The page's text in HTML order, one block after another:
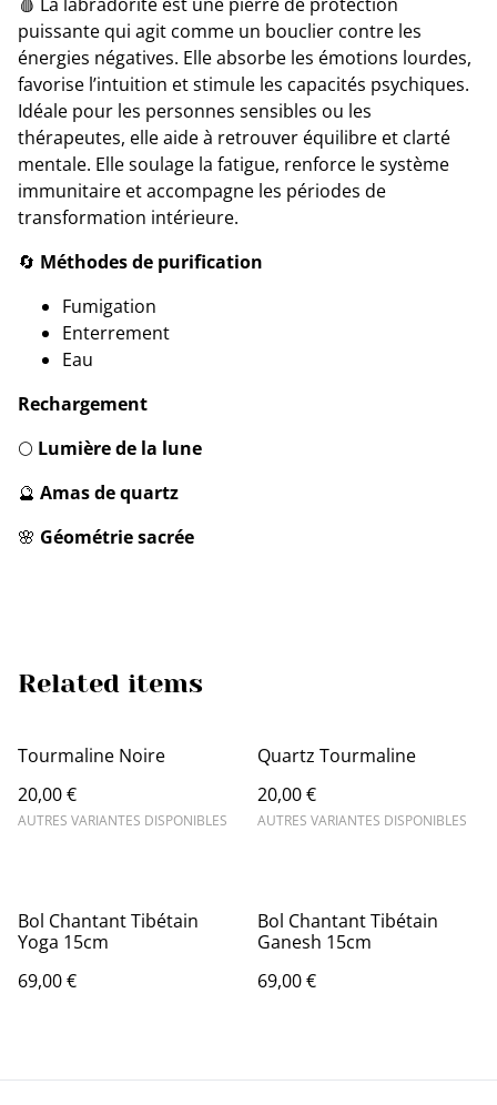
puissante qui agit comme un bouclier contre les
énergies négatives. Elle absorbe les émotions lourdes,
favorise l’intuition et stimule les capacités psychiques.
Idéale pour les personnes sensibles ou les
thérapeutes, elle aide à retrouver équilibre et clarté
mentale. Elle soulage la fatigue, renforce le système
immunitaire et accompagne les périodes de
transformation intérieure.
🔄 Méthodes de purification
Fumigation
Enterrement
Eau
Rechargement
🌕 Lumière de la lune
🔮 Amas de quartz
🌸 Géométrie sacrée
Related items
Tourmaline Noire
20,00 €
AUTRES VARIANTES DISPONIBLES
Quartz Tourmaline
20,00 €
AUTRES VARIANTES DISPONIBLES
Bol Chantant Tibétain
Yoga 15cm
69,00 €
Bol Chantant Tibétain
Ganesh 15cm
69,00 €